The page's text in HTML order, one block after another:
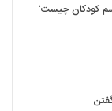
کودکان چیست؟